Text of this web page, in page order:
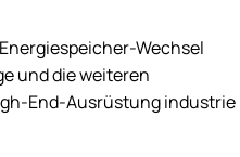
Wechsel
und die weiteren
End-Ausrüstung industrie